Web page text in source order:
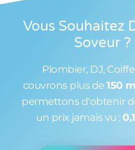
Vous Souhaitez
Soveur ?
Plombier, DJ,
couvrons plus de 150
permettons d'obtenir
un prix jamais vu :